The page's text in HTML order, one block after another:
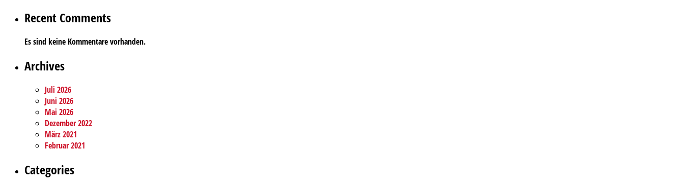
Recent Comments
Es sind keine Kommentare vorhanden.
Archives
Juli 2026
Juni 2026
Mai 2026
Dezember 2022
März 2021
Februar 2021
Categories